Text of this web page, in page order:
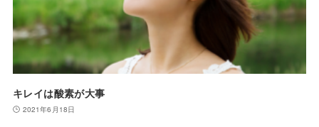
キレイは酸素が大事
2021年6月18日